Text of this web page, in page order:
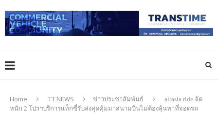
Home TT NEWS ข่าวประชาสัมพันธ์
airasia ride จัด
หนัก 2 โปรฯบริการแท็กซี่รับส่งสุดคุ้มมาสนามบินไม่ต้องลุ้นหาที่จอดรถ